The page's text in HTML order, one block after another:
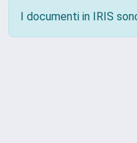
I documenti in IRIS